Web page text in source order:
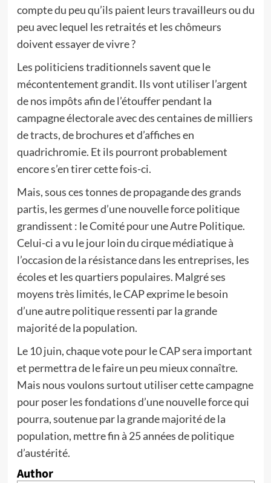
compte du peu qu’ils paient leurs travailleurs ou du
peu avec lequel les retraités et les chômeurs
doivent essayer de vivre ?
Les politiciens traditionnels savent que le
mécontentement grandit. Ils vont utiliser l’argent
de nos impôts afin de l’étouffer pendant la
campagne électorale avec des centaines de milliers
de tracts, de brochures et d’affiches en
quadrichromie. Et ils pourront probablement
encore s’en tirer cette fois-ci.
Mais, sous ces tonnes de propagande des grands
partis, les germes d’une nouvelle force politique
grandissent : le Comité pour une Autre Politique.
Celui-ci a vu le jour loin du cirque médiatique à
l’occasion de la résistance dans les entreprises, les
écoles et les quartiers populaires. Malgré ses
moyens très limités, le CAP exprime le besoin
d’une autre politique ressenti par la grande
majorité de la population.
Le 10 juin, chaque vote pour le CAP sera important
et permettra de le faire un peu mieux connaître.
Mais nous voulons surtout utiliser cette campagne
pour poser les fondations d’une nouvelle force qui
pourra, soutenue par la grande majorité de la
population, mettre fin à 25 années de politique
d’austérité.
Author